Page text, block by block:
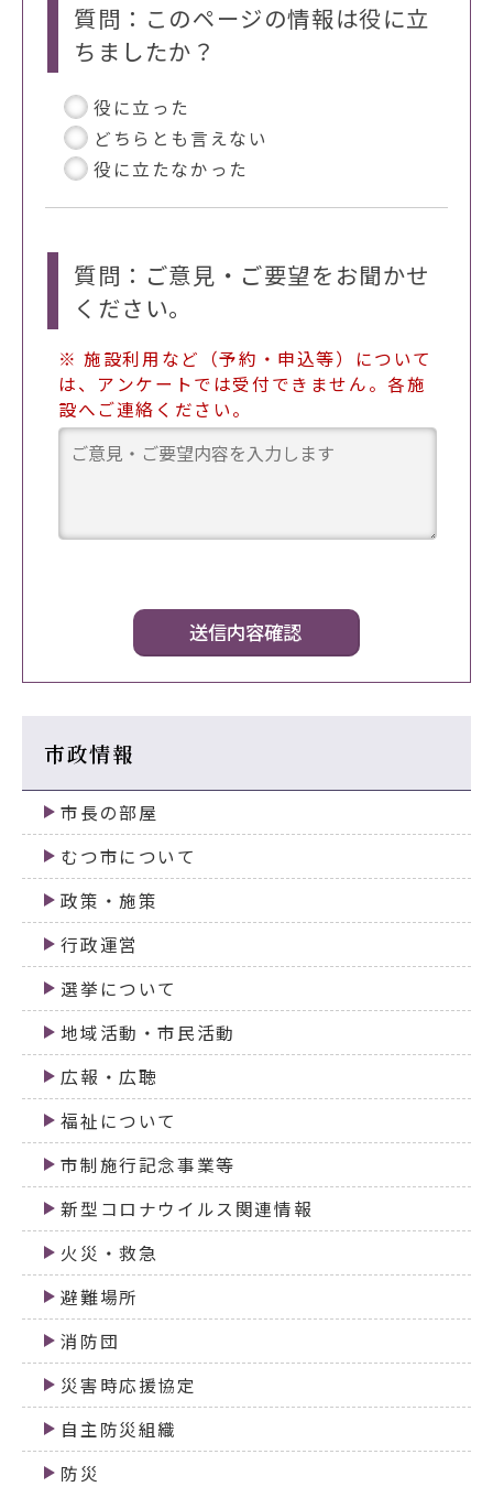
質問：このページの情報は役に立
ちましたか？
役に立った
どちらとも言えない
役に立たなかった
質問：ご意見・ご要望をお聞かせ
ください。
※ 施設利用など（予約・申込等）について
は、アンケートでは受付できません。各施
設へご連絡ください。
市政情報
市長の部屋
むつ市について
政策・施策
行政運営
選挙について
地域活動・市民活動
広報・広聴
福祉について
市制施行記念事業等
新型コロナウイルス関連情報
火災・救急
避難場所
消防団
災害時応援協定
自主防災組織
防災